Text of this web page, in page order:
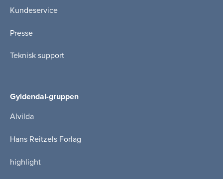
Kundeservice
Presse
Teknisk support
Gyldendal-gruppen
Alvilda
Hans Reitzels Forlag
highlight